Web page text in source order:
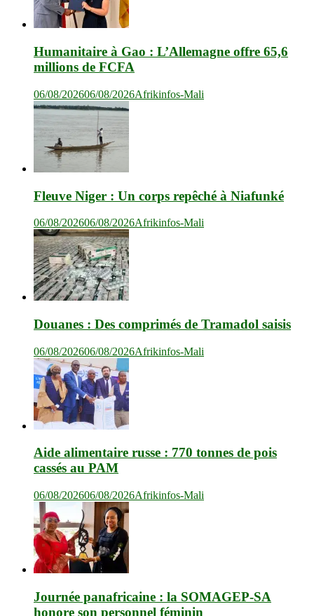
Humanitaire à Gao : L’Allemagne offre 65,6
millions de FCFA
06/08/202606/08/2026Afrikinfos-Mali
Fleuve Niger : Un corps repêché à Niafunké
06/08/202606/08/2026Afrikinfos-Mali
Douanes : Des comprimés de Tramadol saisis
06/08/202606/08/2026Afrikinfos-Mali
Aide alimentaire russe : 770 tonnes de pois
cassés au PAM
06/08/202606/08/2026Afrikinfos-Mali
Journée panafricaine : la SOMAGEP-SA
honore son personnel féminin